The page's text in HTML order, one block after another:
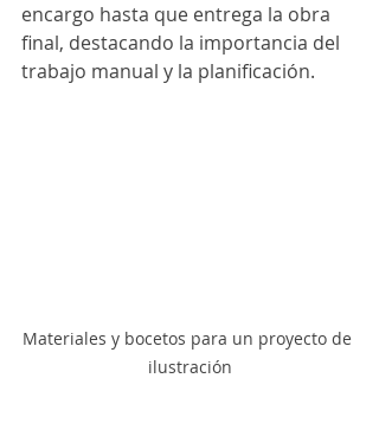
encargo hasta que entrega la obra
final, destacando la importancia del
trabajo manual y la planificación.
Materiales y bocetos para un proyecto de
ilustración